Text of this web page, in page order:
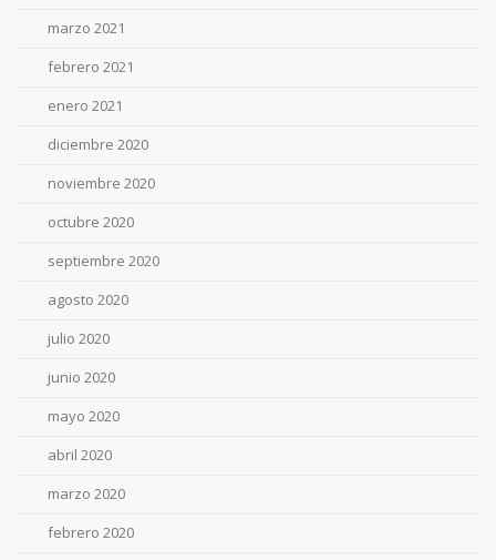
marzo 2021
febrero 2021
enero 2021
diciembre 2020
noviembre 2020
octubre 2020
septiembre 2020
agosto 2020
julio 2020
junio 2020
mayo 2020
abril 2020
marzo 2020
febrero 2020